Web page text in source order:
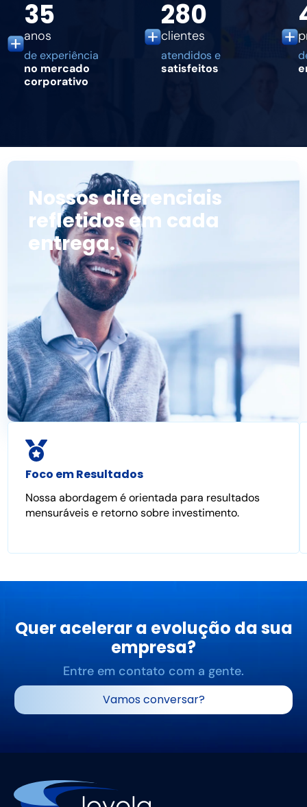
35
anos
de experiência
no mercado
corporativo
280
clientes
atendidos e
satisfeitos
Nossos diferenciais
refletidos em cada
entrega.
Foco em Resultados
Nossa abordagem é orientada para resultados
mensuráveis e retorno sobre investimento.
Quer acelerar a evolução da sua
empresa?
Entre em contato com a gente.
Vamos conversar?